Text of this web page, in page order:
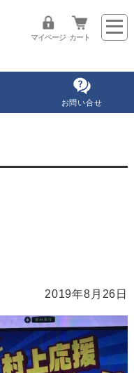
マイページ カート
お問い合せ
2019年8月26日